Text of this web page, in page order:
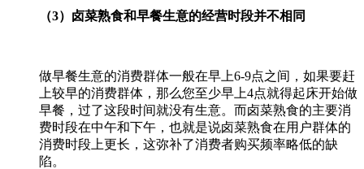
（3）卤菜熟食和早餐生意的经营时段并不相同
做早餐生意的消费群体一般在早上6-9点之间，如果要赶
上较早的消费群体，那么您至少早上4点就得起床开始做
早餐，过了这段时间就没有生意。而卤菜熟食的主要消
费时段在中午和下午，也就是说卤菜熟食在用户群体的
消费时段上更长，这弥补了消费者购买频率略低的缺
陷。